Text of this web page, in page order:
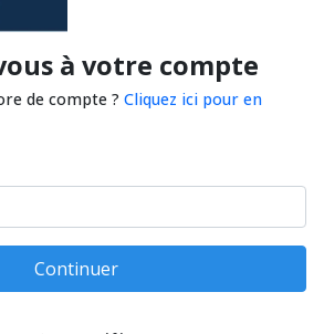
à votre compte
de compte ? Cliquez ici pour en
Continuer